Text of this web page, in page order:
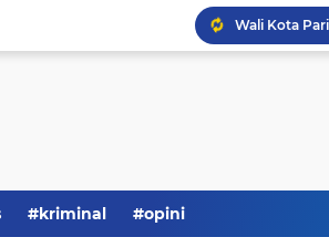
#kriminal #opini